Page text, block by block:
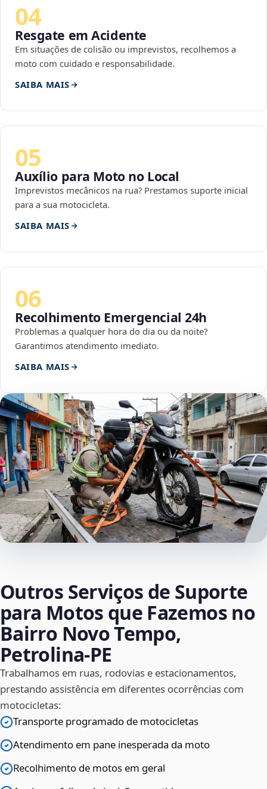
04
Resgate em Acidente
Em situações de colisão ou imprevistos, recolhemos a
moto com cuidado e responsabilidade.
SAIBA MAIS
05
Auxílio para Moto no Local
Imprevistos mecânicos na rua? Prestamos suporte inicial
para a sua motocicleta.
SAIBA MAIS
06
Recolhimento Emergencial 24h
Problemas a qualquer hora do dia ou da noite?
Garantimos atendimento imediato.
SAIBA MAIS
Outros Serviços de Suporte
para Motos que Fazemos no
Bairro Novo Tempo,
Petrolina‑PE
Trabalhamos em ruas, rodovias e estacionamentos,
prestando assistência em diferentes ocorrências com
motocicletas:
Transporte programado de motocicletas
Atendimento em pane inesperada da moto
Recolhimento de motos em geral